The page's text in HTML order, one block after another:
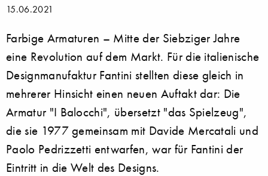
15.06.2021
Farbige Armaturen – Mitte der Siebziger Jahre
eine Revolution auf dem Markt. Für die italienische
Designmanufaktur Fantini stellten diese gleich in
mehrerer Hinsicht einen neuen Auftakt dar: Die
Armatur "I Balocchi", übersetzt "das Spielzeug",
die sie 1977 gemeinsam mit Davide Mercatali und
Paolo Pedrizzetti entwarfen, war für Fantini der
Eintritt in die Welt des Designs.